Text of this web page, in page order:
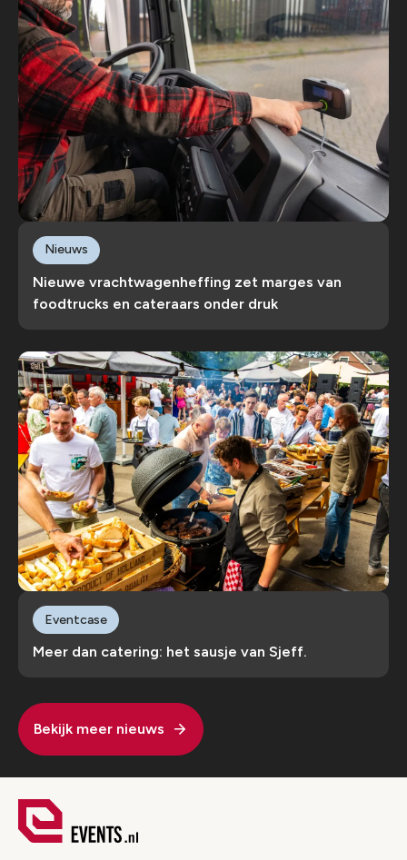
Nieuwe vrachtwagenheffing zet marges van
foodtrucks en cateraars onder druk
Nieuws
Meer dan catering: het sausje van Sjeff.
Eventcase
Bekijk meer nieuws